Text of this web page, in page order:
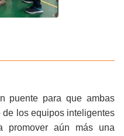
puente para que ambas
de los equipos inteligentes
promover aún más una